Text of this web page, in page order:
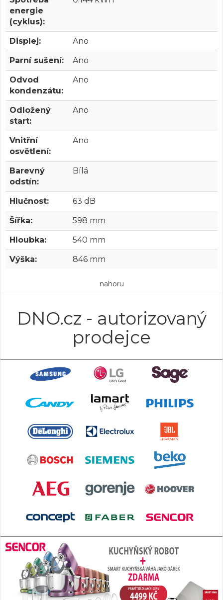
energie
(cyklus):
Displej: Ano
Parní sušení: Ano
Odvod
kondenzátu:
Ano
Odložený
start:
Ano
Vnitřní
osvětlení:
Ano
Barevný
odstín:
Bílá
Hlučnost: 63 dB
Šířka: 598 mm
Hloubka: 540 mm
Výška: 846 mm
nahoru
DNO.cz - autorizovaný
prodejce